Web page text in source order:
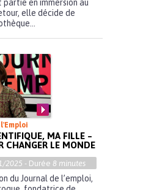
partie en immersion au
elle décide de
MA FILLE –
CHANGER LE MONDE
2025 - Durée 8 minutes
du Journal de l’emploi,